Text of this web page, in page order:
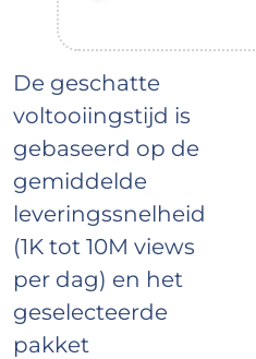
De geschatte
voltooiingstijd is
gebaseerd op de
gemiddelde
leveringssnelheid
(1K tot 10M views
per dag) en het
geselecteerde
pakket